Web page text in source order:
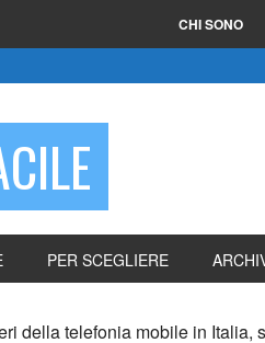
CHI SONO
PER SCEGLIERE
della telefonia mobile in Italia,